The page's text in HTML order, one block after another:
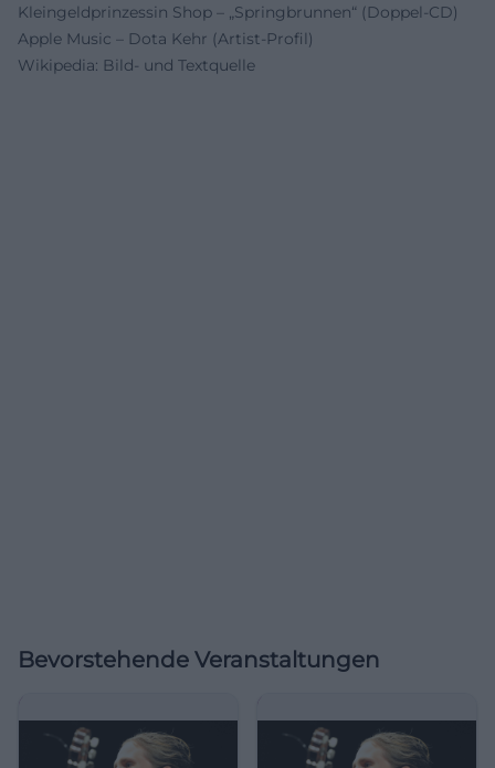
Kleingeldprinzessin Shop – „Springbrunnen“ (Doppel-CD)
Apple Music – Dota Kehr (Artist-Profil)
Wikipedia: Bild- und Textquelle
Bevorstehende Veranstaltungen